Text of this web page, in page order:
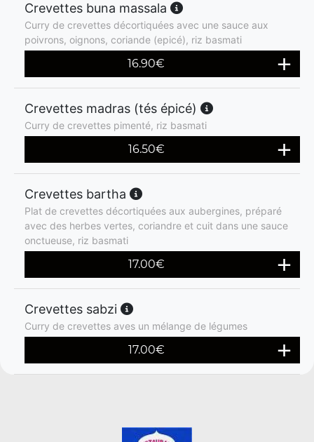
Crevettes buna massala
Curry de crevettes décortiquées avec une sauce aux
poivrons, oignons, coriande (epicé), riz basmati
16.90€
Crevettes madras (tés épicé)
Curry de crevettes pimenté, riz basmati
16.50€
Crevettes bartha
Plat de crevettes décortiquées aux aubergines, préparé
avec des herbes vertes, coriandre et cuit dans une sauce
onctueuse, riz basmati
17.00€
Crevettes sabzi
Curry de crevettes aves un mélange de légumes
17.00€